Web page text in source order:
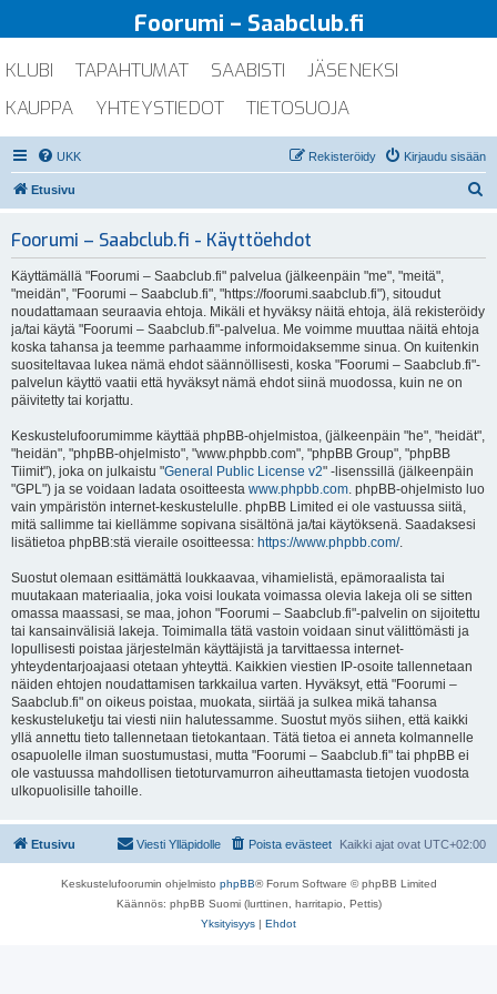
Foorumi – Saabclub.fi
KLUBI TAPAHTUMAT SAABISTI
JÄSENEKSI
KAUPPA
YHTEYSTIEDOT TIETOSUOJA
UKK Kirjaudu sisään
Rekisteröidy
Etusivu
Foorumi – Saabclub.fi - Käyttöehdot
Käyttämällä "Foorumi – Saabclub.fi" palvelua (jälkeenpäin "me", "meitä",
"meidän", "Foorumi – Saabclub.fi", "https://foorumi.saabclub.fi"), sitoudut
noudattamaan seuraavia ehtoja. Mikäli et hyväksy näitä ehtoja, älä rekisteröidy
ja/tai käytä "Foorumi – Saabclub.fi"-palvelua. Me voimme muuttaa näitä ehtoja
koska tahansa ja teemme parhaamme informoidaksemme sinua. On kuitenkin
suositeltavaa lukea nämä ehdot säännöllisesti, koska "Foorumi – Saabclub.fi"-
palvelun käyttö vaatii että hyväksyt nämä ehdot siinä muodossa, kuin ne on
päivitetty tai korjattu.
Keskustelufoorumimme käyttää phpBB-ohjelmistoa, (jälkeenpäin "he", "heidät",
"heidän", "phpBB-ohjelmisto", "www.phpbb.com", "phpBB Group", "phpBB
Tiimit"), joka on julkaistu "General Public License v2" -lisenssillä (jälkeenpäin
"GPL") ja se voidaan ladata osoitteesta www.phpbb.com. phpBB-ohjelmisto luo
vain ympäristön internet-keskustelulle. phpBB Limited ei ole vastuussa siitä,
mitä sallimme tai kiellämme sopivana sisältönä ja/tai käytöksenä. Saadaksesi
lisätietoa phpBB:stä vieraile osoitteessa: https://www.phpbb.com/.
Suostut olemaan esittämättä loukkaavaa, vihamielistä, epämoraalista tai
muutakaan materiaalia, joka voisi loukata voimassa olevia lakeja oli se sitten
omassa maassasi, se maa, johon "Foorumi – Saabclub.fi"-palvelin on sijoitettu
tai kansainvälisiä lakeja. Toimimalla tätä vastoin voidaan sinut välittömästi ja
lopullisesti poistaa järjestelmän käyttäjistä ja tarvittaessa internet-
yhteydentarjoajaasi otetaan yhteyttä. Kaikkien viestien IP-osoite tallennetaan
näiden ehtojen noudattamisen tarkkailua varten. Hyväksyt, että "Foorumi –
Saabclub.fi" on oikeus poistaa, muokata, siirtää ja sulkea mikä tahansa
keskusteluketju tai viesti niin halutessamme. Suostut myös siihen, että kaikki
yllä annettu tieto tallennetaan tietokantaan. Tätä tietoa ei anneta kolmannelle
osapuolelle ilman suostumustasi, mutta "Foorumi – Saabclub.fi" tai phpBB ei
ole vastuussa mahdollisen tietoturvamurron aiheuttamasta tietojen vuodosta
ulkopuolisille tahoille.
Etusivu Kaikki ajat ovat UTC+02:00
Poista evästeet
Viesti Ylläpidolle
Keskustelufoorumin ohjelmisto phpBB® Forum Software © phpBB Limited
Käännös: phpBB Suomi (lurttinen, harritapio, Pettis)
Yksityisyys | Ehdot